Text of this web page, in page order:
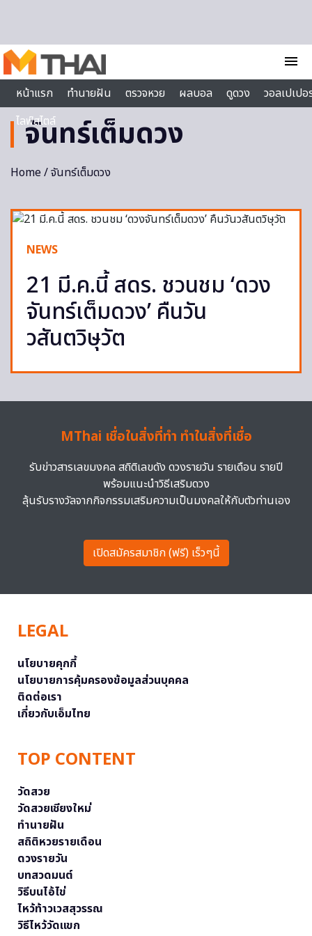
menu
หน้าแรก
ทำนายฝัน ตรวจหวย ผลบอล ดูดวง
วอลเปเป
ไลฟ์สไตล์
จันทร์เต็มดวง
Home/ จันทร์เต็มดวง
NEWS
21 มี.ค.นี้ สดร. ชวนชม ‘ดวง
จันทร์เต็มดวง’ คืนวัน
วสันตวิษุวัต
MThai เชื่อในสิ่งที่ทำ ทำในสิ่งที่เชื่อ
รับข่าวสารเลขมงคล สถิติเลขดัง ดวงรายวัน รายเดือน รายปี
พร้อมแนะนำวิธีเสริมดวง
ลุ้นรับรางวัลจากกิจกรรมเสริมความเป็นมงคลให้กับตัวท่านเอง
เปิดสมัครสมาชิก (ฟรี) เร็วๆนี้
LEGAL
นโยบายคุกกี้
นโยบายการคุ้มครองข้อมูลส่วนบุคคล
ติดต่อเรา
เกี่ยวกับเอ็มไทย
TOP CONTENT
วัดสวย
วัดสวยเชียงใหม่
ทำนายฝัน
สถิติหวยรายเดือน
ดวงรายวัน
บทสวดมนต์
วิธีบนไอ้ไข่
ไหว้ท้าวเวสสุวรรณ
วิธีไหว้วัดแขก